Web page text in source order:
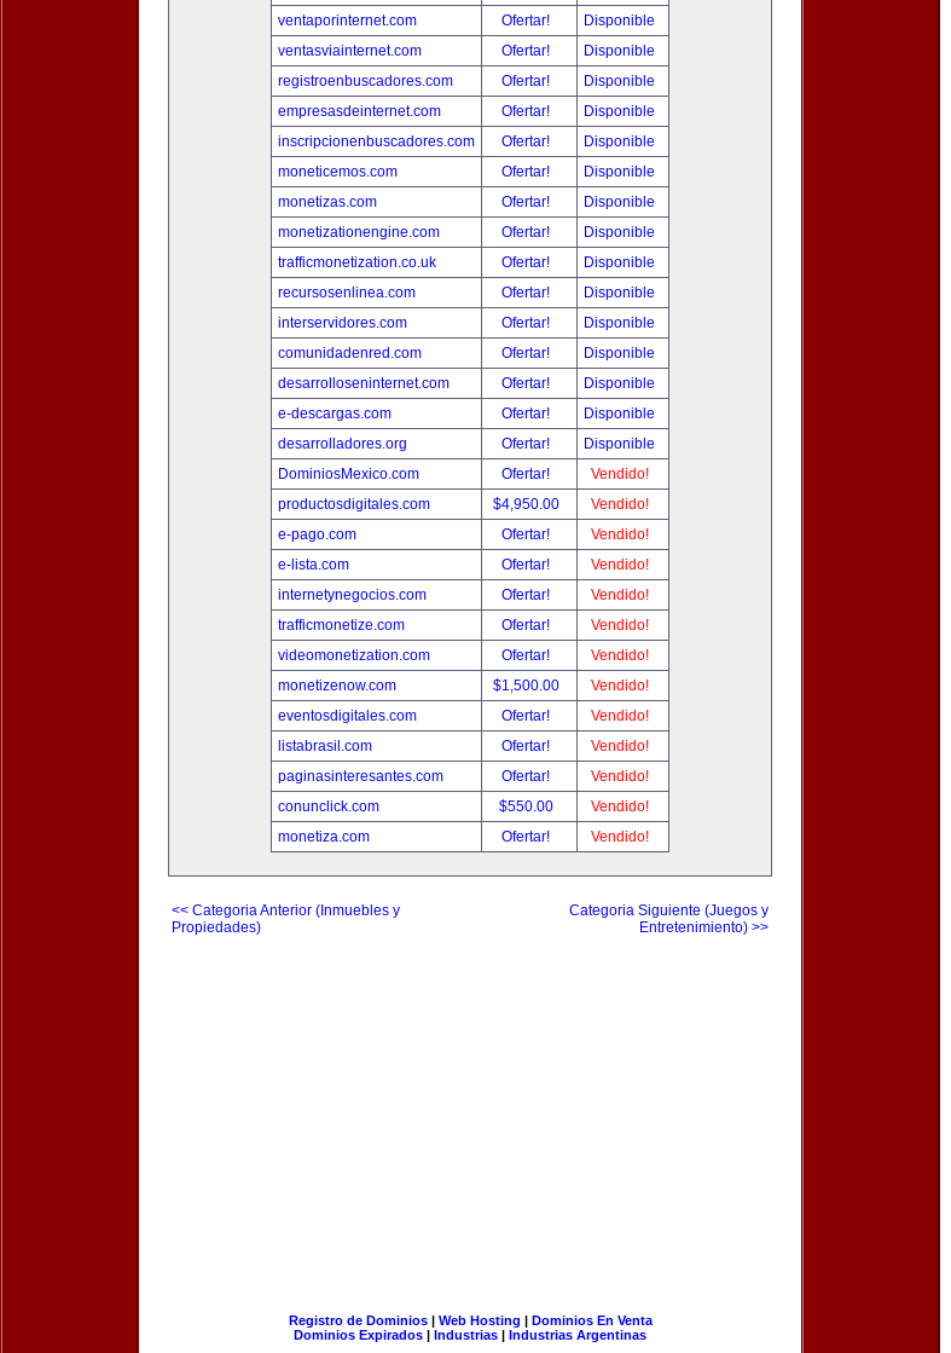
ventaporinternet.com
Ofertar!
Disponible
ventasviainternet.com
Ofertar!
Disponible
registroenbuscadores.com
Ofertar!
Disponible
empresasdeinternet.com
Ofertar!
Disponible
inscripcionenbuscadores.com
Ofertar!
Disponible
moneticemos.com
Ofertar!
Disponible
monetizas.com
Ofertar!
Disponible
monetizationengine.com
Ofertar!
Disponible
trafficmonetization.co.uk
Ofertar!
Disponible
recursosenlinea.com
Ofertar!
Disponible
interservidores.com
Ofertar!
Disponible
comunidadenred.com
Ofertar!
Disponible
desarrolloseninternet.com
Ofertar!
Disponible
e-descargas.com
Ofertar!
Disponible
desarrolladores.org
Ofertar!
Disponible
DominiosMexico.com
Ofertar!
Vendido!
productosdigitales.com
$4,950.00
Vendido!
e-pago.com
Ofertar!
Vendido!
e-lista.com
Ofertar!
Vendido!
internetynegocios.com
Ofertar!
Vendido!
trafficmonetize.com
Ofertar!
Vendido!
videomonetization.com
Ofertar!
Vendido!
monetizenow.com
$1,500.00
Vendido!
eventosdigitales.com
Ofertar!
Vendido!
listabrasil.com
Ofertar!
Vendido!
paginasinteresantes.com
Ofertar!
Vendido!
conunclick.com
$550.00
Vendido!
monetiza.com
Ofertar! Vendido!
<< Categoria Anterior (Inmuebles y
Propiedades)
Categoria Siguiente (Juegos y
Entretenimiento) >>
Registro de Dominios| Web Hosting | Dominios En Venta
Dominios Expirados | Industrias | Industrias Argentinas